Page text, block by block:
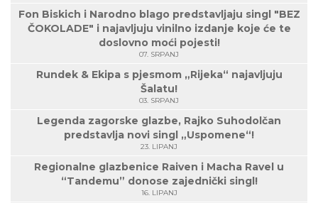
Fon Biskich i Narodno blago predstavljaju singl "BEZ
ČOKOLADE" i najavljuju vinilno izdanje koje će te
doslovno moći pojesti!
07. SRPANJ
Rundek & Ekipa s pjesmom „Rijeka“ najavljuju
Šalatu!
03. SRPANJ
Legenda zagorske glazbe, Rajko Suhodolčan
predstavlja novi singl „Uspomene“!
23. LIPANJ
Regionalne glazbenice Raiven i Macha Ravel u
“Tandemu” donose zajednički singl!
16. LIPANJ